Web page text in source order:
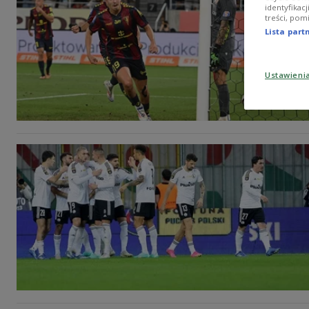
treści,
Lista